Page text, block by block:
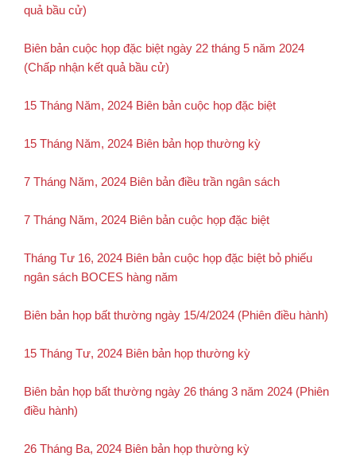
quả bầu cử)
Biên bản cuộc họp đặc biệt ngày 22 tháng 5 năm 2024
(Chấp nhận kết quả bầu cử)
15 Tháng Năm, 2024 Biên bản cuộc họp đặc biệt
15 Tháng Năm, 2024 Biên bản họp thường kỳ
7 Tháng Năm, 2024 Biên bản điều trần ngân sách
7 Tháng Năm, 2024 Biên bản cuộc họp đặc biệt
Tháng Tư 16, 2024 Biên bản cuộc họp đặc biệt bỏ phiếu
ngân sách BOCES hàng năm
Biên bản họp bất thường ngày 15/4/2024 (Phiên điều hành)
15 Tháng Tư, 2024 Biên bản họp thường kỳ
Biên bản họp bất thường ngày 26 tháng 3 năm 2024 (Phiên
điều hành)
26 Tháng Ba, 2024 Biên bản họp thường kỳ